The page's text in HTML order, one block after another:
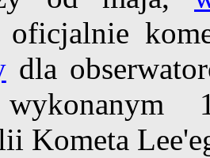
oficjalnie
dla
Kometa